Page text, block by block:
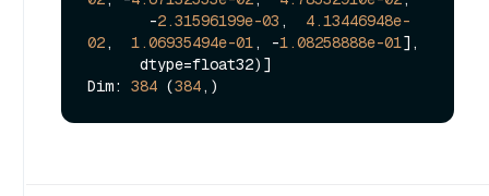
       -
2.31596199e-03 , 4.13446948e-
02, 1.06935494e-01, -1.08258888e-01],
Dim: 384 (384